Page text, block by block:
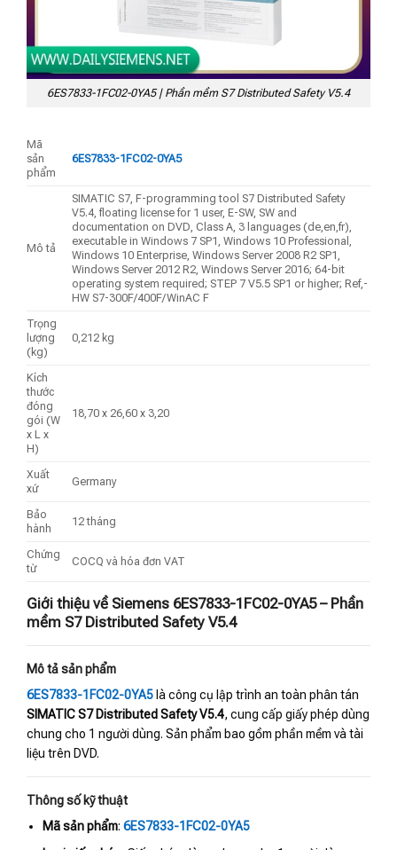
6ES7833-1FC02-0YA5 | Phần mềm S7 Distributed Safety V5.4
Mã
sản
phẩm
6ES7833-1FC02-0YA5
Mô tả
SIMATIC S7, F-programming tool S7 Distributed Safety
V5.4, floating license for 1 user, E-SW, SW and
documentation on DVD, Class A, 3 languages (de,en,fr),
executable in Windows 7 SP1, Windows 10 Professional,
Windows 10 Enterprise, Windows Server 2008 R2 SP1,
Windows Server 2012 R2, Windows Server 2016; 64-bit
operating system required; STEP 7 V5.5 SP1 or higher; Ref,-
HW S7-300F/400F/WinAC F
Trọng
lượng
(kg)
0,212 kg
Kích
thước
đóng
gói (W
x L x
H)
18,70 x 26,60 x 3,20
Xuất
xứ
Germany
Bảo
hành
12 tháng
Chứng
từ
COCQ và hóa đơn VAT
Giới thiệu về Siemens 6ES7833-1FC02-0YA5 – Phần
mềm S7 Distributed Safety V5.4
Mô tả sản phẩm
6ES7833-1FC02-0YA5 là công cụ lập trình an toàn phân tán
SIMATIC S7 Distributed Safety V5.4, cung cấp giấy phép dùng
chung cho 1 người dùng. Sản phẩm bao gồm phần mềm và tài
liệu trên DVD.
Thông số kỹ thuật
Mã sản phẩm:6ES7833-1FC02-0YA5